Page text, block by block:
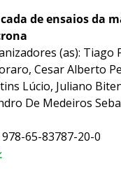
de ensaios da
(as): Tiago
Cesar Alberto
Lúcio, Juliano
De Medeiros
65-83787-20-0